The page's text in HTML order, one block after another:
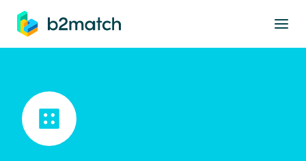
springen